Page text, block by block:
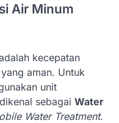
Air Minum
kecepatan
aman. Untuk
unit
sebagai Water
Water Treatment.